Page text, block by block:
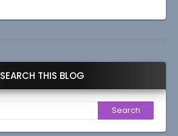
SEARCH THIS BLOG